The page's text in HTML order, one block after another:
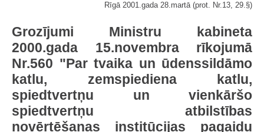
Rīgā 2001.gada 28.martā (prot. Nr.13, 29.§)
Grozījumi Ministru kabineta
2000.gada 15.novembra rīkojumā
Nr.560 "Par tvaika un ūdenssildāmo
katlu, zemspiediena katlu,
spiedtvertņu un vienkāršo
spiedtvertņu atbilstības
novērtēšanas institūcijas pagaidu